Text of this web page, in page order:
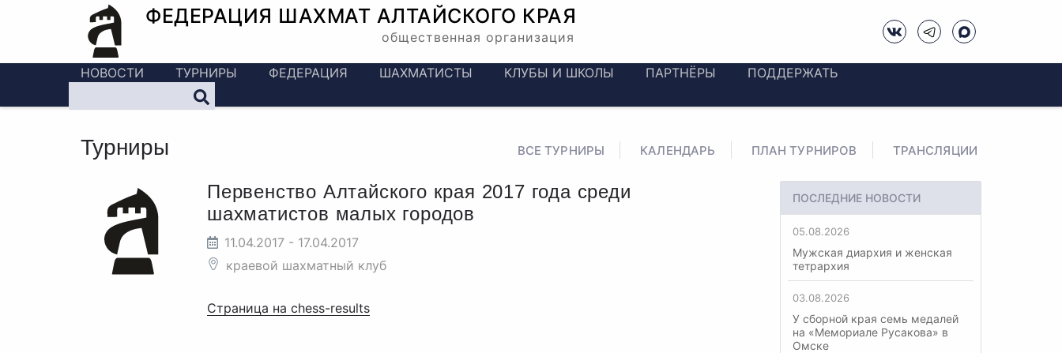
ФЕДЕРАЦИЯ ШАХМАТ АЛТАЙСКОГО КРАЯ
общественная организация
НОВОСТИ ТУРНИРЫ ФЕДЕРАЦИЯ ШАХМАТИСТЫ КЛУБЫ И ШКОЛЫ ПАРТНЁРЫ ПОДДЕРЖАТЬ
Турниры ВСЕ ТУРНИРЫ КАЛЕНДАРЬ ПЛАН ТУРНИРОВ ТРАНСЛЯЦИИ
Первенство Алтайского края 2017 года среди
шахматистов малых городов
11.04.2017 - 17.04.2017
краевой шахматный клуб
Страница на chess-results
ПОСЛЕДНИЕ НОВОСТИ
05.08.2026
Мужская диархия и женская
тетрархия
03.08.2026
У сборной края семь медалей
на «Мемориале Русакова» в
Омске